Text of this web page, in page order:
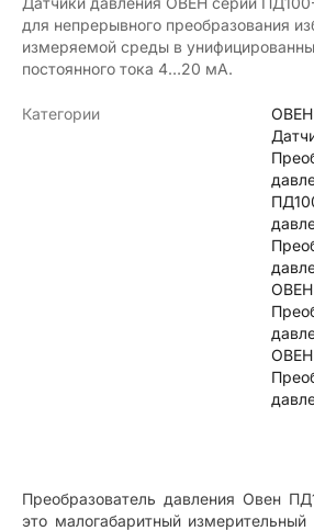
для непрерывного преобразования
измеряемой среды в
постоянного тока 4…20 мА.
Категории
ОВЕН
ОВЕН
Преобразователь давления Овен
это малогабаритный